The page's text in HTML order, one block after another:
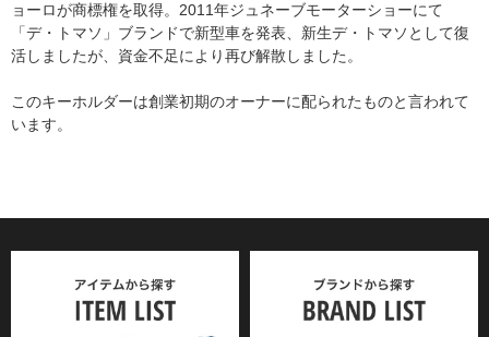
ョーロが商標権を取得。2011年ジュネーブモーターショーにて
「デ・トマソ」ブランドで新型車を発表、新生デ・トマソとして復
活しましたが、資金不足により再び解散しました。
このキーホルダーは創業初期のオーナーに配られたものと言われて
います。